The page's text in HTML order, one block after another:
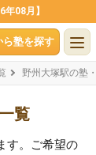
08月】
ら塾を探す
野州大塚駅の塾
覧
す。ご希望の